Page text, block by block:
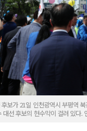
보가 21일 인천광역시 부평역
대선 후보의 현수막이 걸려 있다.